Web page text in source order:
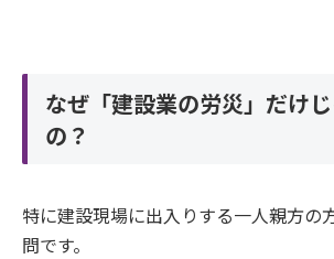
なぜ「建設業の労災」だけ
の？
特に建設現場に出入りする一人親方の
問です。